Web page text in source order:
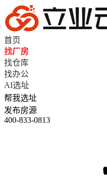
首页
找厂房
找仓库
找办公
AI选址
帮我选址
发布房源
400-833-0813